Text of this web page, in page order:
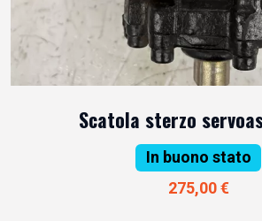
Scatola sterzo
In buono stato
275,00 €